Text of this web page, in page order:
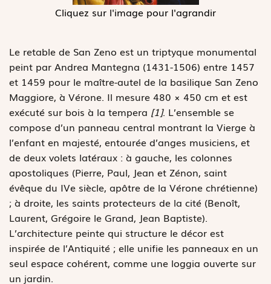
Cliquez sur l'image pour l'agrandir
Le retable de San Zeno est un triptyque monumental
peint par Andrea Mantegna (1431-1506) entre 1457
et 1459 pour le maître-autel de la basilique San Zeno
Maggiore, à Vérone. Il mesure 480 × 450 cm et est
exécuté sur bois à la tempera [1]. L’ensemble se
compose d’un panneau central montrant la Vierge à
l’enfant en majesté, entourée d’anges musiciens, et
de deux volets latéraux : à gauche, les colonnes
apostoliques (Pierre, Paul, Jean et Zénon, saint
évêque du IVe siècle, apôtre de la Vérone chrétienne)
; à droite, les saints protecteurs de la cité (Benoît,
Laurent, Grégoire le Grand, Jean Baptiste).
L’architecture peinte qui structure le décor est
inspirée de l’Antiquité ; elle unifie les panneaux en un
seul espace cohérent, comme une loggia ouverte sur
un jardin.